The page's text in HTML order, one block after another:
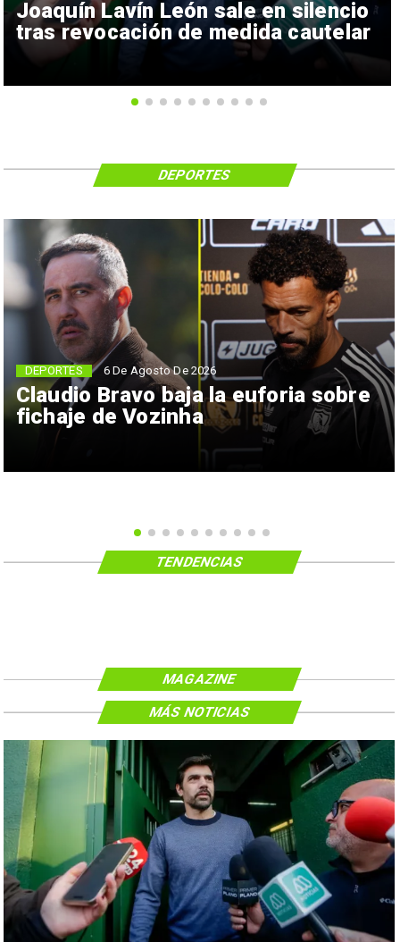
Joaquín Lavín León sale en silencio
tras revocación de medida cautelar
Claudio Bravo baja la euforia sobre
fichaje de Vozinha
DEPORTES 6 De Agosto De 2026
DEPORTES
TENDENCIAS
MAGAZINE
MÁS NOTICIAS